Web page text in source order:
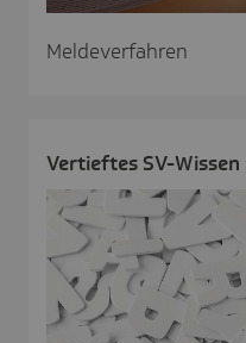
Meldeverfahren
Vertieftes SV-